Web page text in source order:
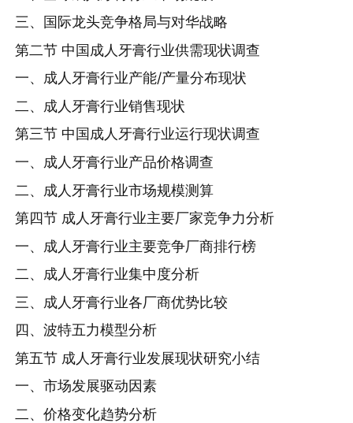
三、国际龙头竞争格局与对华战略
第二节 中国成人牙膏行业供需现状调查
一、成人牙膏行业产能/产量分布现状
二、成人牙膏行业销售现状
第三节 中国成人牙膏行业运行现状调查
一、成人牙膏行业产品价格调查
二、成人牙膏行业市场规模测算
第四节 成人牙膏行业主要厂家竞争力分析
一、成人牙膏行业主要竞争厂商排行榜
二、成人牙膏行业集中度分析
三、成人牙膏行业各厂商优势比较
四、波特五力模型分析
第五节 成人牙膏行业发展现状研究小结
一、市场发展驱动因素
二、价格变化趋势分析